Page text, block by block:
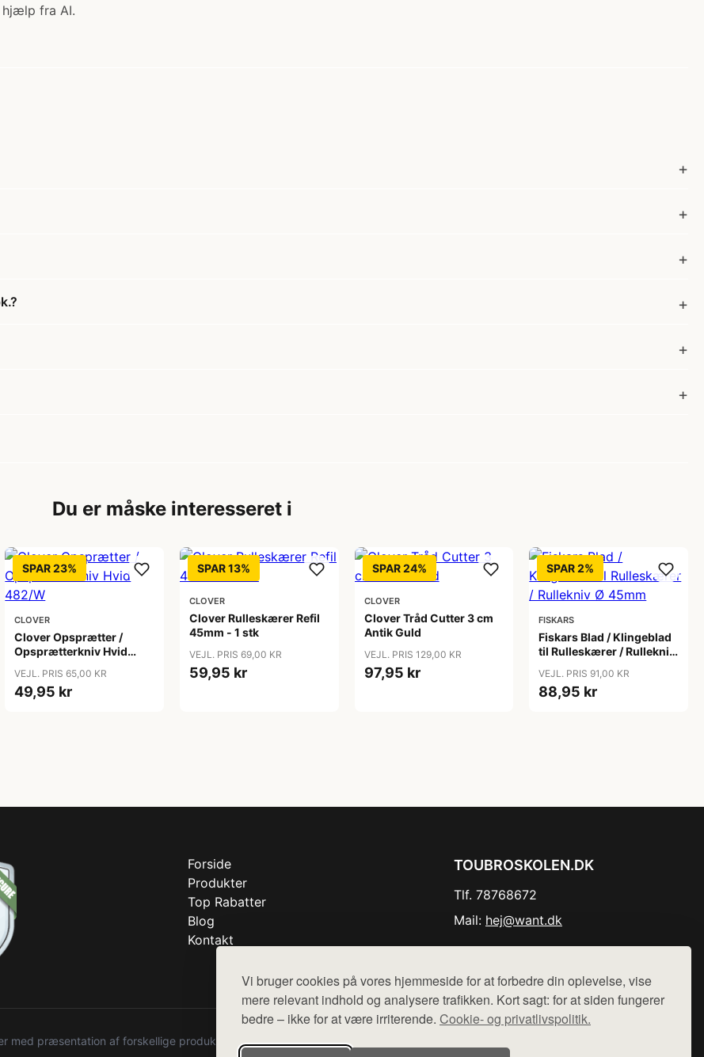
Vi bruger cookies på vores hjemmeside for at forbedre din oplevelse, vise
mere relevant indhold og analysere trafikken. Kort sagt: for at siden fungerer
bedre – ikke for at være irriterende. Cookie- og privatlivspolitik.
hjælp fra AI.
Du er måske interesseret i
SPAR 23%
CLOVER
Clover Opsprætter /
Opsprætterkniv Hvid
VEJL. PRIS 65,00 KR
49,95 kr
SPAR 13%
CLOVER
Clover Rulleskærer Refil
45mm - 1 stk
VEJL. PRIS 69,00 KR
59,95 kr
SPAR 24%
CLOVER
Clover Tråd Cutter 3 cm
Antik Guld
VEJL. PRIS 129,00 KR
97,95 kr
SPAR 2%
FISKARS
Fiskars Blad / Klingeblad
til Rulleskærer / Rullekniv
VEJL. PRIS 91,00 KR
88,95 kr
Forside
Produkter
Top Rabatter
Blog
Kontakt
TOUBROSKOLEN.DK
Tlf. 78768672
Mail: hej@want.dk
præsentation af forskellige produkter fra diverse webshops. Der sælges ikke varer fra denne side - vi henviser til de shops,